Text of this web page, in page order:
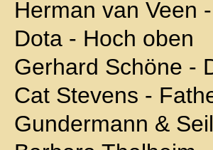
Herman van Veen
Dota - Hoch oben
Gerhard Schöne -
Cat Stevens -
Gundermann &